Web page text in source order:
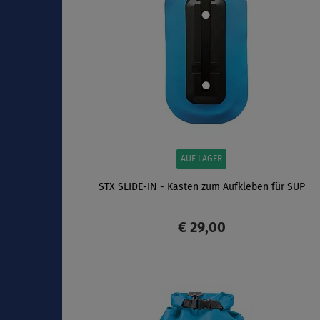
AUF LAGER
STX SLIDE-IN - Kasten zum Aufkleben für SUP
€ 29,00